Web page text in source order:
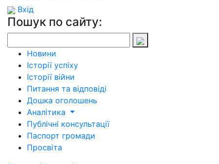
Вхід
Пошук по сайту:
Новини
Історії успіху
Історії війни
Питання та відповіді
Дошка оголошень
Аналітика
Публічні консультації
Паспорт громади
Просвіта